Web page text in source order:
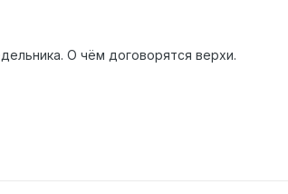
О чём договорятся верхи.